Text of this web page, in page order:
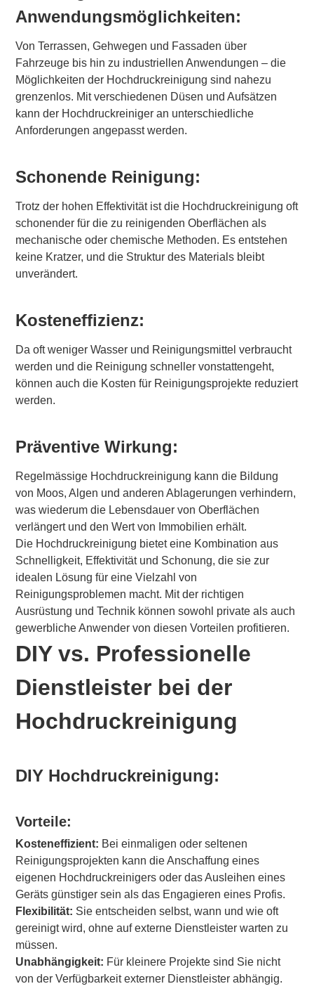
Anwendungsmöglichkeiten:
Von Terrassen, Gehwegen und Fassaden über
Fahrzeuge bis hin zu industriellen Anwendungen – die
Möglichkeiten der Hochdruckreinigung sind nahezu
grenzenlos. Mit verschiedenen Düsen und Aufsätzen
kann der Hochdruckreiniger an unterschiedliche
Anforderungen angepasst werden.
Schonende Reinigung:
Trotz der hohen Effektivität ist die Hochdruckreinigung oft
schonender für die zu reinigenden Oberflächen als
mechanische oder chemische Methoden. Es entstehen
keine Kratzer, und die Struktur des Materials bleibt
unverändert.
Kosteneffizienz:
Da oft weniger Wasser und Reinigungsmittel verbraucht
werden und die Reinigung schneller vonstattengeht,
können auch die Kosten für Reinigungsprojekte reduziert
werden.
Präventive Wirkung:
Regelmässige Hochdruckreinigung kann die Bildung
von Moos, Algen und anderen Ablagerungen verhindern,
was wiederum die Lebensdauer von Oberflächen
verlängert und den Wert von Immobilien erhält.
Die Hochdruckreinigung bietet eine Kombination aus
Schnelligkeit, Effektivität und Schonung, die sie zur
idealen Lösung für eine Vielzahl von
Reinigungsproblemen macht. Mit der richtigen
Ausrüstung und Technik können sowohl private als auch
gewerbliche Anwender von diesen Vorteilen profitieren.
DIY vs. Professionelle
Dienstleister bei der
Hochdruckreinigung
DIY Hochdruckreinigung:
Vorteile:
Kosteneffizient: Bei einmaligen oder seltenen
Reinigungsprojekten kann die Anschaffung eines
eigenen Hochdruckreinigers oder das Ausleihen eines
Geräts günstiger sein als das Engagieren eines Profis.
Flexibilität: Sie entscheiden selbst, wann und wie oft
gereinigt wird, ohne auf externe Dienstleister warten zu
müssen.
Unabhängigkeit: Für kleinere Projekte sind Sie nicht
von der Verfügbarkeit externer Dienstleister abhängig.